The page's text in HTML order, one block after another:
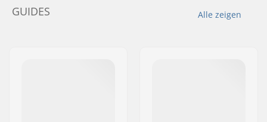
Alle zeigen
GUIDES